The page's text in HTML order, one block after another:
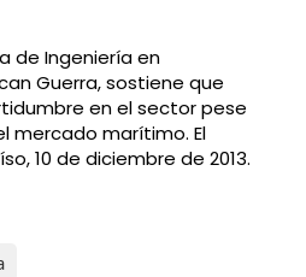
de Ingeniería en
Guerra, sostiene que
en el sector pese
mercado marítimo. El
10 de diciembre de 2013.